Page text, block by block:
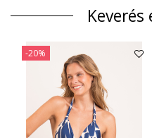
Keverés
-20%